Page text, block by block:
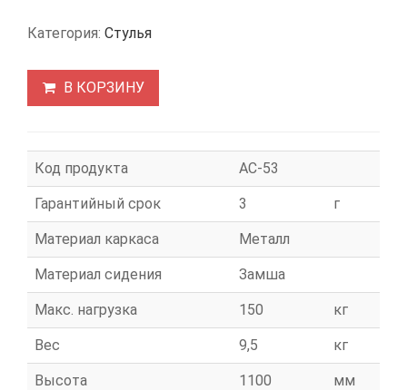
Категория: Стулья
В КОРЗИНУ
Код продукта АС-53
Гарантийный срок 3 г
Материал каркаса Металл
Материал сидения Замша
Макс. нагрузка 150 кг
Вес 9,5 кг
Высота 1100 мм